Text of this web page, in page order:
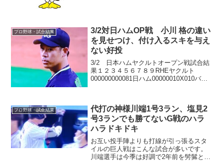
プロ野球・試合結果
3/2対日ハムOP戦 小川 格の違い
を見せつけ、付け入るスキを与え
ない好投
3/2 日本ハムヤクルトオープン戦試合結
果１２３４５６７８９RHEヤクルト
000000000081日ハム00000010X010バッ
プロ野球・試合結果
代打の神様川端1号3ラン、塩見2
号3ランでも勝てないG戦のハラ
ハラドキドキ
お互い投手陣よりも打線が引っ張るスタ
イルの巨人戦はこんな試合が多いです。
川端選手は今季は好調で2年前を髣髴とさ